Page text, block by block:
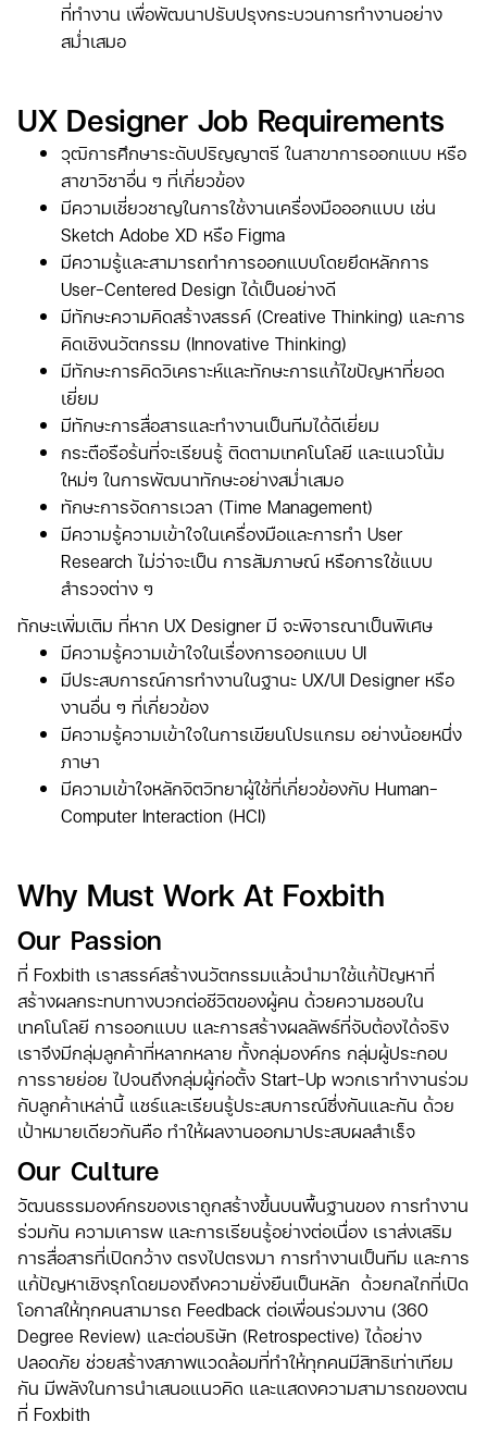
ที่ทำงาน เพื่อพัฒนาปรับปรุงกระบวนการทำงานอย่าง
สม่ำเสมอ
UX Designer Job Requirements
วุฒิการศึกษาระดับปริญญาตรี ในสาขาการออกแบบ หรือ
สาขาวิชาอื่น ๆ ที่เกี่ยวข้อง
มีความเชี่ยวชาญในการใช้งานเครื่องมือออกแบบ เช่น
Sketch Adobe XD หรือ Figma
มีความรู้และสามารถทำการออกแบบโดยยึดหลักการ
User-Centered Design ได้เป็นอย่างดี
มีทักษะความคิดสร้างสรรค์ (Creative Thinking) และการ
คิดเชิงนวัตกรรม (Innovative Thinking)
มีทักษะการคิดวิเคราะห์และทักษะการแก้ไขปัญหาที่ยอด
เยี่ยม
มีทักษะการสื่อสารและทำงานเป็นทีมได้ดีเยี่ยม
กระตือรือร้นที่จะเรียนรู้ ติดตามเทคโนโลยี และแนวโน้ม
ใหม่ๆ ในการพัฒนาทักษะอย่างสม่ำเสมอ
ทักษะการจัดการเวลา (Time Management)
มีความรู้ความเข้าใจในเครื่องมือและการทำ User
Research ไม่ว่าจะเป็น การสัมภาษณ์ หรือการใช้แบบ
สำรวจต่าง ๆ
ทักษะเพิ่มเติม ที่หาก UX Designer มี จะพิจารณาเป็นพิเศษ
มีความรู้ความเข้าใจในเรื่องการออกแบบ UI
มีประสบการณ์การทำงานในฐานะ UX/UI Designer หรือ
งานอื่น ๆ ที่เกี่ยวข้อง
มีความรู้ความเข้าใจในการเขียนโปรแกรม อย่างน้อยหนึ่ง
ภาษา
มีความเข้าใจหลักจิตวิทยาผู้ใช้ที่เกี่ยวข้องกับ Human-
Computer Interaction (HCI)
Why Must Work At Foxbith
Our Passion
ที่ Foxbith เราสรรค์สร้างนวัตกรรมแล้วนำมาใช้แก้ปัญหาที่
สร้างผลกระทบทางบวกต่อชีวิตของผู้คน ด้วยความชอบใน
เทคโนโลยี การออกแบบ และการสร้างผลลัพธ์ที่จับต้องได้จริง
เราจึงมีกลุ่มลูกค้าที่หลากหลาย ทั้งกลุ่มองค์กร กลุ่มผู้ประกอบ
การรายย่อย ไปจนถึงกลุ่มผู้ก่อตั้ง Start-Up พวกเราทำงานร่วม
กับลูกค้าเหล่านี้ แชร์และเรียนรู้ประสบการณ์ซึ่งกันและกัน ด้วย
เป้าหมายเดียวกันคือ ทำให้ผลงานออกมาประสบผลสำเร็จ
Our Culture
วัฒนธรรมองค์กรของเราถูกสร้างขึ้นบนพื้นฐานของ การทำงาน
ร่วมกัน ความเคารพ และการเรียนรู้อย่างต่อเนื่อง เราส่งเสริม
การสื่อสารที่เปิดกว้าง ตรงไปตรงมา การทำงานเป็นทีม และการ
แก้ปัญหาเชิงรุกโดยมองถึงความยั่งยืนเป็นหลัก ด้วยกลไกที่เปิด
โอกาสให้ทุกคนสามารถ Feedback ต่อเพื่อนร่วมงาน (360
Degree Review) และต่อบริษัท (Retrospective) ได้อย่าง
ปลอดภัย ช่วยสร้างสภาพแวดล้อมที่ทำให้ทุกคนมีสิทธิเท่าเทียม
กัน มีพลังในการนำเสนอแนวคิด และแสดงความสามารถของตน
ที่ Foxbith